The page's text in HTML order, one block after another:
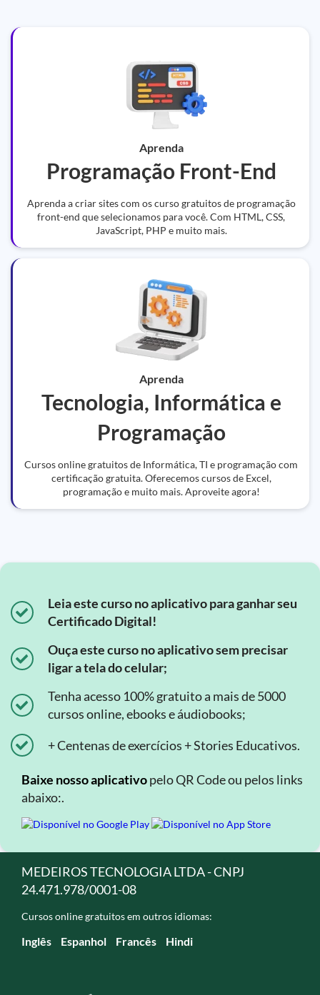
Aprenda
Programação Front-End
Aprenda a criar sites com os curso gratuitos de programação
front-end que selecionamos para você. Com HTML, CSS,
JavaScript, PHP e muito mais.
Aprenda
Tecnologia, Informática e
Programação
Cursos online gratuitos de Informática, TI e programação com
certificação gratuita. Oferecemos cursos de Excel,
programação e muito mais. Aproveite agora!
Leia este curso no aplicativo para ganhar seu
Certificado Digital!
Ouça este curso no aplicativo sem precisar
ligar a tela do celular;
Tenha acesso 100% gratuito a mais de 5000
cursos online, ebooks e áudiobooks;
+ Centenas de exercícios + Stories Educativos.
Baixe nosso aplicativopelo QR Code ou pelos links
abaixo:.
MEDEIROS TECNOLOGIA LTDA - CNPJ
24.471.978/0001-08
Cursos online gratuitos em outros idiomas:
Inglês Espanhol Francês Hindi